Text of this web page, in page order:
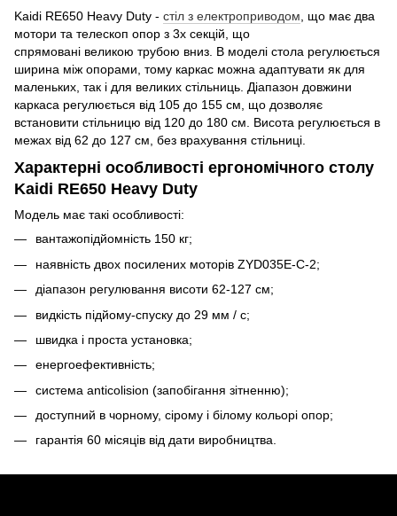
Kaidi RE650 Heavy Duty - стіл з електроприводом , що має два
мотори та телескоп опор з 3х секцій, що
спрямовані великою трубою вниз. В моделі стола регулюється
ширина між опорами, тому каркас можна адаптувати як для
маленьких, так і для великих стільниць. Діапазон довжини
каркаса регулюється від 105 до 155 см, що дозволяє
встановити стільницю від 120 до 180 см. Висота регулюється в
межах від 62 до 127 см, без врахування стільниці.
Характерні особливості ергономічного столу
Kaidi RE650 Heavy Duty
Модель має такі особливості:
вантажопідйомність 150 кг;
наявність двох посилених моторів ZYD035E-C-2;
діапазон регулювання висоти 62-127 см;
видкість підйому-спуску до 29 мм / с;
швидка і проста установка;
енергоефективність;
система anticolision (запобігання зітненню);
доступний в чорному, сірому і білому кольорі опор;
гарантія 60 місяців від дати виробництва.